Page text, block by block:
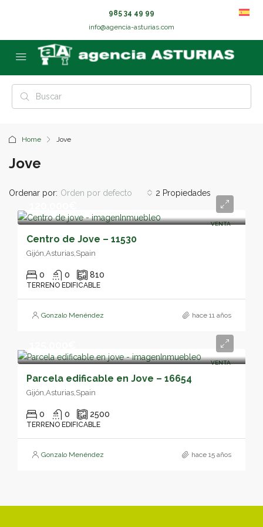
985 34 49 99
info@agencia-asturias.com
Home Jove
Jove
2 Propiedades
Ordenar por: Orden por defecto
VENTA
Centro de Jove – 11530
Gijón,Asturias,Spain
0 0 810
TERRENO EDIFICABLE
Gonzalo Menéndez hace 11 años
VENTA
Parcela edificable en Jove – 16654
Gijón,Asturias,Spain
0 0 2500
TERRENO EDIFICABLE
Gonzalo Menéndez hace 15 años